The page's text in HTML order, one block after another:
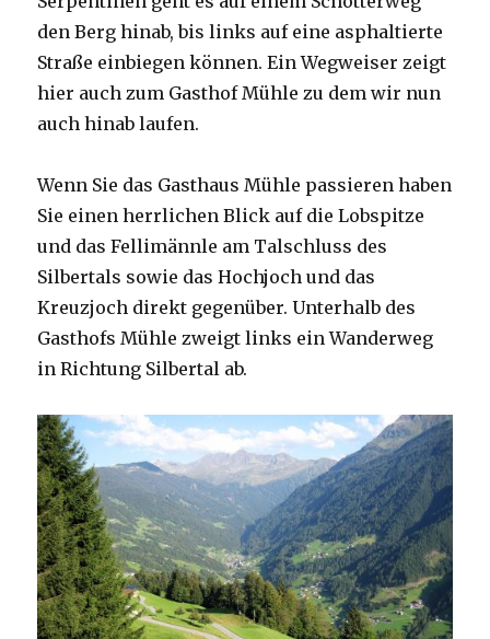
den Berg hinab, bis links auf eine asphaltierte
Straße einbiegen können. Ein Wegweiser zeigt
hier auch zum Gasthof Mühle zu dem wir nun
auch hinab laufen.
Wenn Sie das Gasthaus Mühle passieren haben
Sie einen herrlichen Blick auf die Lobspitze
und das Fellimännle am Talschluss des
Silbertals sowie das Hochjoch und das
Kreuzjoch direkt gegenüber. Unterhalb des
Gasthofs Mühle zweigt links ein Wanderweg
in Richtung Silbertal ab.